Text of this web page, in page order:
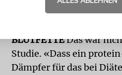
7,3 Pfund abnahmen
BLUTFETTEDas war
Studie. «Dass ein
Dämpfer für das bei